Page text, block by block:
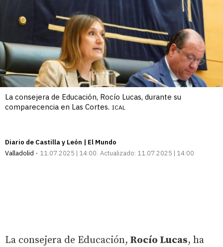
La consejera de Educación, Rocío Lucas, durante su
comparecencia en Las Cortes. ICAL
Diario de Castilla y León | El Mundo
Valladolid
11.07.2025 | 14:00 Actualizado: 11.07.2025 | 14:00
La consejera de Educación, Rocío Lucas, ha